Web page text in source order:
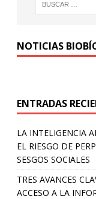
NOTICIAS
ENTRADAS
LA INTELIGENCIA
EL RIESGO DE
SESGOS SOCIALES
TRES AVANCES
ACCESO A LA